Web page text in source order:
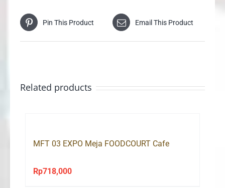
Pin This Product Email This Product
Related products
MFT 03 EXPO Meja FOODCOURT Cafe
Rp718,000